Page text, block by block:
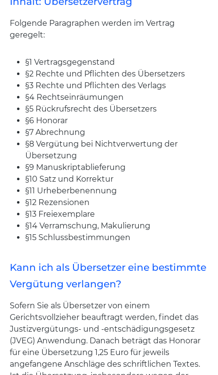
Folgende Paragraphen werden im Vertrag
geregelt:
§1 Vertragsgegenstand
§2 Rechte und Pflichten des Übersetzers
§3 Rechte und Pflichten des Verlags
§4 Rechtseinräumungen
§5 Rückrufsrecht des Übersetzers
§6 Honorar
§7 Abrechnung
§8 Vergütung bei Nichtverwertung der
Übersetzung
§9 Manuskriptablieferung
§10 Satz und Korrektur
§11 Urheberbenennung
§12 Rezensionen
§13 Freiexemplare
§14 Verramschung, Makulierung
§15 Schlussbestimmungen
Kann ich als Übersetzer eine bestimmte
Vergütung verlangen?
Sofern Sie als Übersetzer von einem
Gerichtsvollzieher beauftragt werden, findet das
Justizvergütungs- und -entschädigungsgesetz
(JVEG) Anwendung. Danach beträgt das Honorar
für eine Übersetzung 1,25 Euro für jeweils
angefangene Anschläge des schriftlichen Textes.